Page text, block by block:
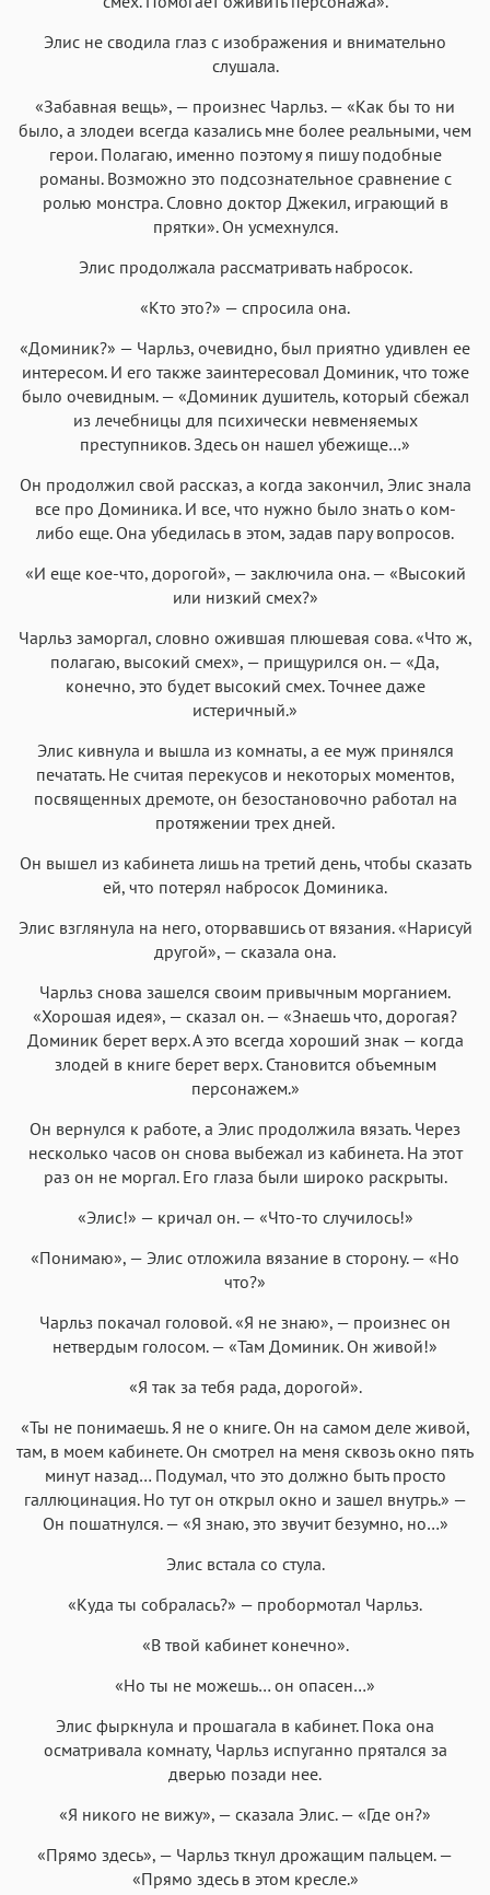
Элис не сводила глаз с изображения и внимательно
слушала.
«Забавная вещь», — произнес Чарльз. — «Как бы то ни
было, а злодеи всегда казались мне более реальными, чем
герои. Полагаю, именно поэтому я пишу подобные
романы. Возможно это подсознательное сравнение с
ролью монстра. Словно доктор Джекил, играющий в
прятки». Он усмехнулся.
Элис продолжала рассматривать набросок.
«Кто это?» — спросила она.
«Доминик?» — Чарльз, очевидно, был приятно удивлен ее
интересом. И его также заинтересовал Доминик, что тоже
было очевидным. — «Доминик душитель, который сбежал
из лечебницы для психически невменяемых
преступников. Здесь он нашел убежище…»
Он продолжил свой рассказ, а когда закончил, Элис знала
все про Доминика. И все, что нужно было знать о ком-
либо еще. Она убедилась в этом, задав пару вопросов.
«И еще кое-что, дорогой», — заключила она. — «Высокий
или низкий смех?»
Чарльз заморгал, словно ожившая плюшевая сова. «Что ж,
полагаю, высокий смех», — прищурился он. — «Да,
конечно, это будет высокий смех. Точнее даже
истеричный.»
Элис кивнула и вышла из комнаты, а ее муж принялся
печатать. Не считая перекусов и некоторых моментов,
посвященных дремоте, он безостановочно работал на
протяжении трех дней.
Он вышел из кабинета лишь на третий день, чтобы сказать
ей, что потерял набросок Доминика.
Элис взглянула на него, оторвавшись от вязания. «Нарисуй
другой», — сказала она.
Чарльз снова зашелся своим привычным морганием.
«Хорошая идея», — сказал он. — «Знаешь что, дорогая?
Доминик берет верх. А это всегда хороший знак — когда
злодей в книге берет верх. Становится объемным
персонажем.»
Он вернулся к работе, а Элис продолжила вязать. Через
несколько часов он снова выбежал из кабинета. На этот
раз он не моргал. Его глаза были широко раскрыты.
«Элис!» — кричал он. — «Что-то случилось!»
«Понимаю», — Элис отложила вязание в сторону. — «Но
что?»
Чарльз покачал головой. «Я не знаю», — произнес он
нетвердым голосом. — «Там Доминик. Он живой!»
«Я так за тебя рада, дорогой».
«Ты не понимаешь. Я не о книге. Он на самом деле живой,
там, в моем кабинете. Он смотрел на меня сквозь окно пять
минут назад… Подумал, что это должно быть просто
галлюцинация. Но тут он открыл окно и зашел внутрь.» —
Он пошатнулся. — «Я знаю, это звучит безумно, но…»
Элис встала со стула.
«Куда ты собралась?» — пробормотал Чарльз.
«В твой кабинет конечно».
«Но ты не можешь… он опасен…»
Элис фыркнула и прошагала в кабинет. Пока она
осматривала комнату, Чарльз испуганно прятался за
дверью позади нее.
«Я никого не вижу», — сказала Элис. — «Где он?»
«Прямо здесь», — Чарльз ткнул дрожащим пальцем. —
«Прямо здесь в этом кресле.»